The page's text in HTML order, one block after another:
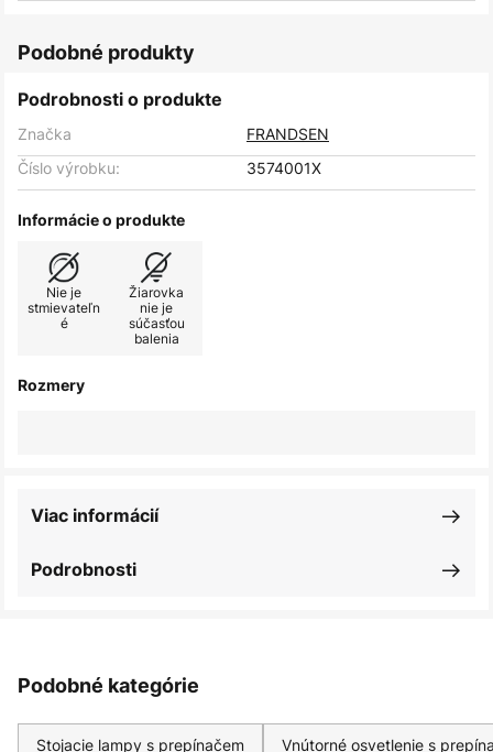
Podobné produkty
Podrobnosti o produkte
Značka
FRANDSEN
Číslo výrobku:
3574001X
Informácie o produkte
Nie je
stmievateľn
é
Žiarovka
nie je
súčasťou
balenia
Rozmery
Podrobnosti
Viac informácií
Podobné kategórie
Stojacie lampy s prepínačem Vnútorné osvetlenie s